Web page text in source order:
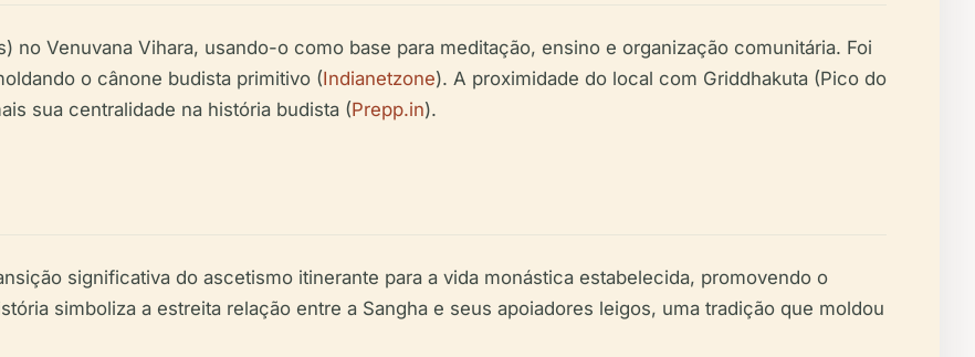
no Venuvana Vihara, usando-o como base para meditação, ensino e organização comunitária. Foi
o cânone budista primitivo (Indianetzone). A proximidade do local com Griddhakuta (Pico do
sua centralidade na história budista (Prepp.in).
significativa do ascetismo itinerante para a vida monástica estabelecida, promovendo o
simboliza a estreita relação entre a Sangha e seus apoiadores leigos, uma tradição que moldou